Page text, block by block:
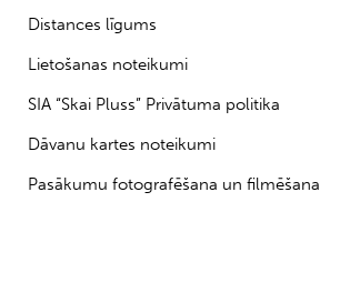
Distances līgums
Lietošanas noteikumi
SIA “Skai Pluss” Privātuma politika
Dāvanu kartes noteikumi
Pasākumu fotografēšana un filmēšana